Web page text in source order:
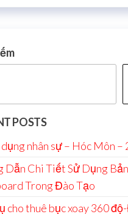
POSTS
nhân sự – Hóc Môn –
Dẫn Chi Tiết Sử Dụng
Trong Đào Tạo
cho thuê bục xoay 360